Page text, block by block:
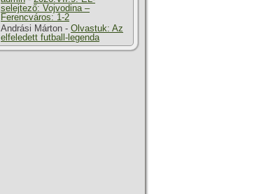
selejtező: Vojvodina –
Ferencváros: 1-2
Andrási Márton - Olvastuk: Az
elfeledett futball-legenda